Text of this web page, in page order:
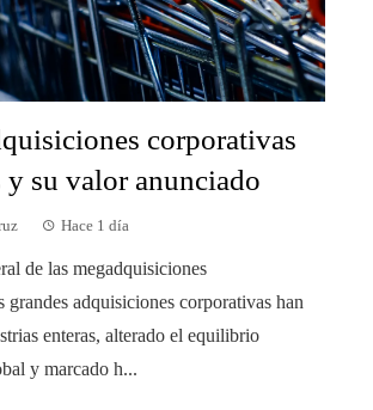
corporativas
y su valor anunciado
Hace 1 día
de las megadquisiciones
grandes adquisiciones corporativas han
enteras, alterado el equilibrio
y marcado h...